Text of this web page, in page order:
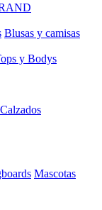
Blusas y camisas
y Bodys
Calzados
Mascotas